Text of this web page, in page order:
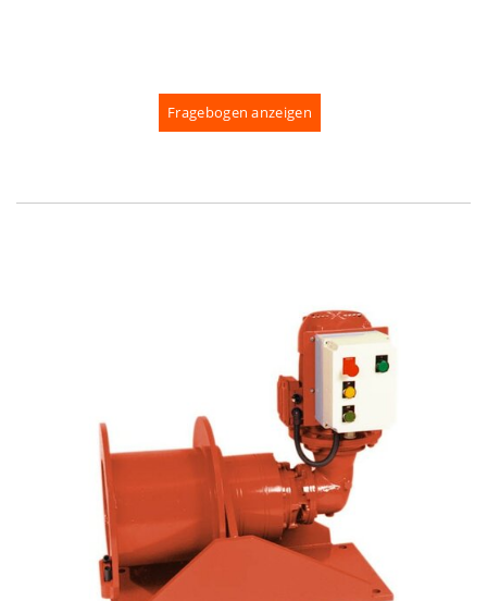
Fragebogen anzeigen